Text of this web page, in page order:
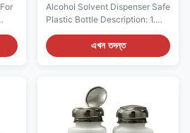
Alcohol Solvent Dispenser Safe
Plastic Bottle Description: 1.
Made of HDPE plastic with
stainless steel cover, it can
hold various nail polish,
convenient, supporting single
hand operation 3. Gently press
the cap with a cotton swab or
এখন তদন্ত